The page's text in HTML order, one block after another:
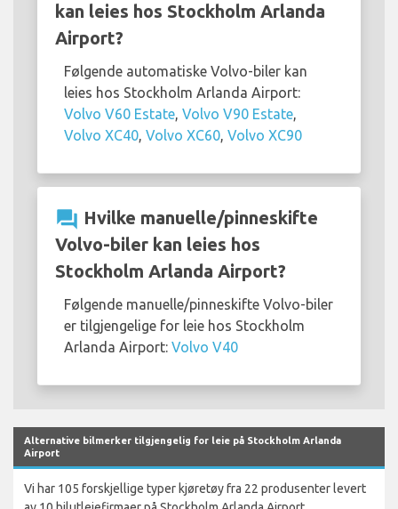
kan leies hos Stockholm Arlanda
Airport?
Følgende automatiske Volvo-biler kan
leies hos Stockholm Arlanda Airport:
Volvo V60 Estate, Volvo V90 Estate,
Volvo XC40, Volvo XC60, Volvo XC90
question_answer Hvilke manuelle/pinneskifte
Volvo-biler kan leies hos
Stockholm Arlanda Airport?
Følgende manuelle/pinneskifte Volvo-biler
er tilgjengelige for leie hos Stockholm
Arlanda Airport: Volvo V40
Alternative bilmerker tilgjengelig for leie på Stockholm Arlanda
Airport
Vi har 105 forskjellige typer kjøretøy fra 22 produsenter levert